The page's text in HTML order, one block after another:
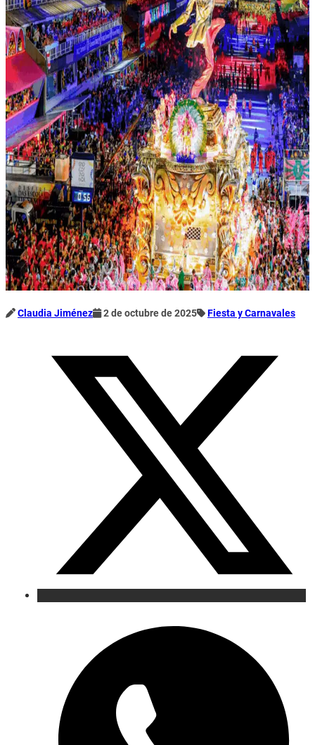
Claudia Jiménez 2 de octubre de 2025 Fiesta y Carnavales